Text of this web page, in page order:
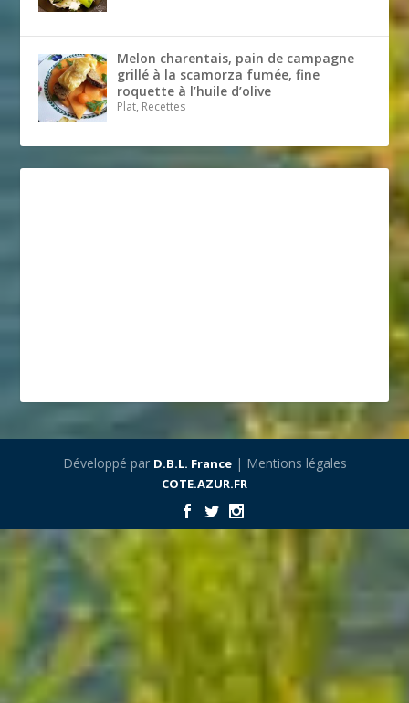
Melon charentais, pain de campagne
grillé à la scamorza fumée, fine
roquette à l’huile d’olive
Plat, Recettes
Développé par D.B.L. France| Mentions légales
COTE.AZUR.FR